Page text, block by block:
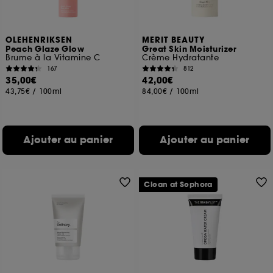
OLEHENRIKSEN
Peach Glaze Glow
Brume à la Vitamine C
167
35,00€
43,75€ / 100ml
Ajouter au panier
MERIT BEAUTY
Great Skin Moisturizer
Crème Hydratante
812
42,00€
84,00€ / 100ml
Ajouter au panier
Clean at Sephora
navigation, et de l'historique de vos interactions.
permettent de réaliser des statistiques de
fréquentation et de navigation sur notre site afin
d’en améliorer la performance.
Cookies de sécurisation des paiements en ligne :
ils nous permettent de lutter notamment contre les
Cookies fonctionnels :
il s’agit de cookies
permettant l’affichage et/ou la fourniture de
cookies d’authentification qui sont utilisés afin de
vous faire bénéficier de l’authentification
prolongée vous permettant d’accéder à votre
compte lors de votre prochaine visite sur le site
sans saisir à nouveau votre identifiant et mot de
passe.